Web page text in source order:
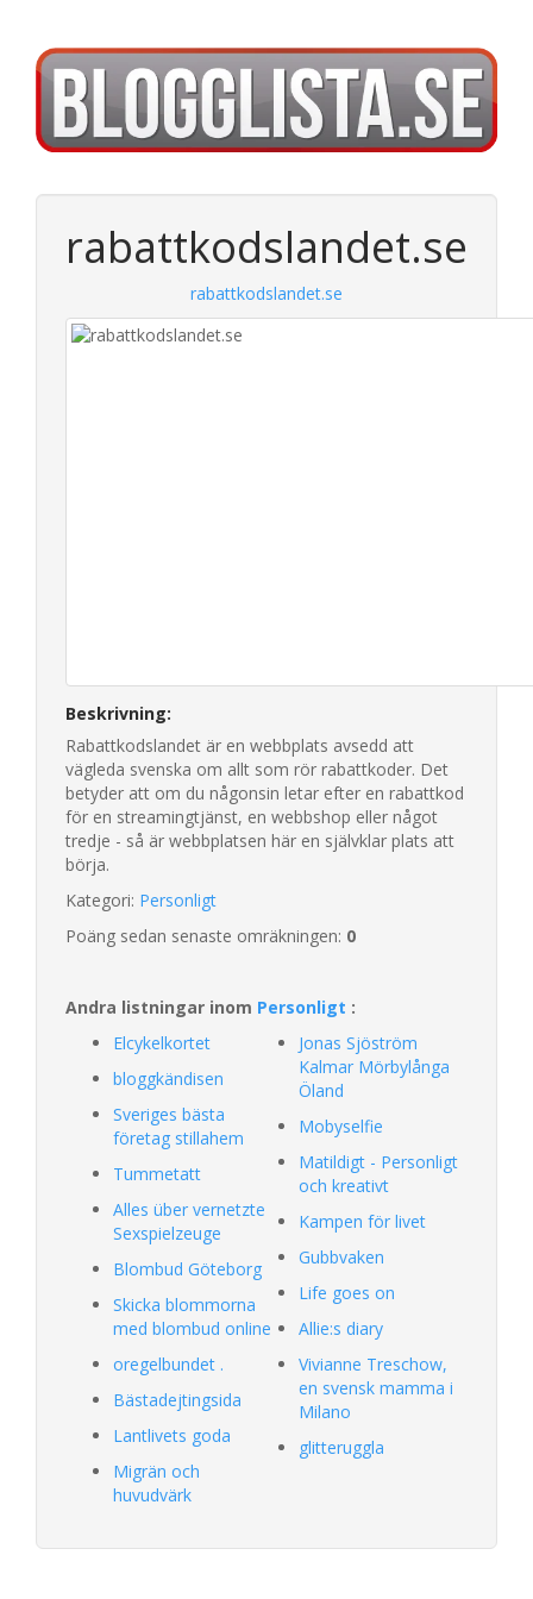
rabattkodslandet.se
rabattkodslandet.se
Beskrivning:
Rabattkodslandet är en webbplats avsedd att
vägleda svenska om allt som rör rabattkoder. Det
betyder att om du någonsin letar efter en rabattkod
för en streamingtjänst, en webbshop eller något
tredje - så är webbplatsen här en självklar plats att
börja.
Kategori: Personligt
Poäng sedan senaste omräkningen: 0
Andra listningar inom Personligt :
Elcykelkortet
bloggkändisen
Sveriges bästa
företag stillahem
Tummetatt
Alles über vernetzte
Sexspielzeuge
Blombud Göteborg
Skicka blommorna
med blombud online
oregelbundet .
Bästadejtingsida
Lantlivets goda
Migrän och
huvudvärk
Jonas Sjöström
Kalmar Mörbylånga
Öland
Mobyselfie
Matildigt - Personligt
och kreativt
Kampen för livet
Gubbvaken
Life goes on
Allie:s diary
Vivianne Treschow,
en svensk mamma i
Milano
glitteruggla